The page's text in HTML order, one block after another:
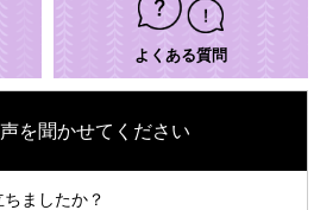
よくある質問
を聞かせてください
ましたか？